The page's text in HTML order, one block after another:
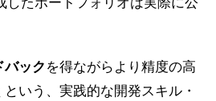
バックを得ながらより精度の高
いう、実践的な開発スキル・